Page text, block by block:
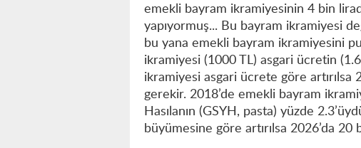
emekli bayram ikramiyesinin 4 bin
yapıyormuş... Bu bayram ikramiyesi
bu yana emekli bayram ikramiyesini
ikramiyesi (1000 TL) asgari ücretin
ikramiyesi asgari ücrete göre artırılsa
gerekir. 2018’de emekli bayram
Hasılanın (GSYH, pasta) yüzde
büyümesine göre artırılsa 2026’da 20